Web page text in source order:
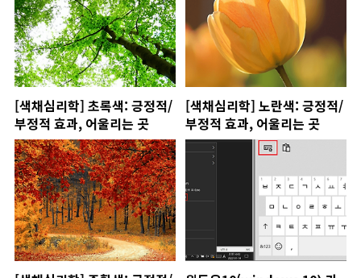
[색채심리학] 초록색: 긍정적/
부정적 효과, 어울리는 곳
[색채심리학] 노란색: 긍정적/
부정적 효과, 어울리는 곳